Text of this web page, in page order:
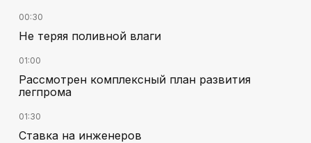
00:30
Не теряя поливной влаги
01:00
Рассмотрен комплексный план развития
легпрома
01:30
Ставка на инженеров